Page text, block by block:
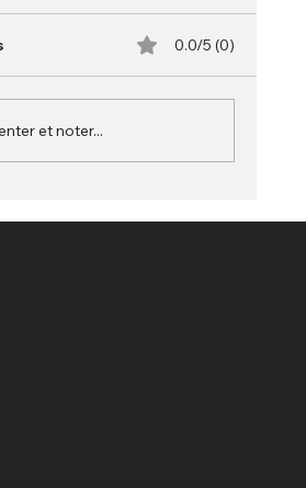
0.0/5 (0)
et noter...